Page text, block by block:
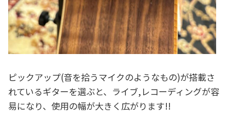
ピックアップ(音を拾うマイクのようなもの)が搭載さ
れているギターを選ぶと、ライブ,レコーディングが容
易になり、使用の幅が大きく広がります!!